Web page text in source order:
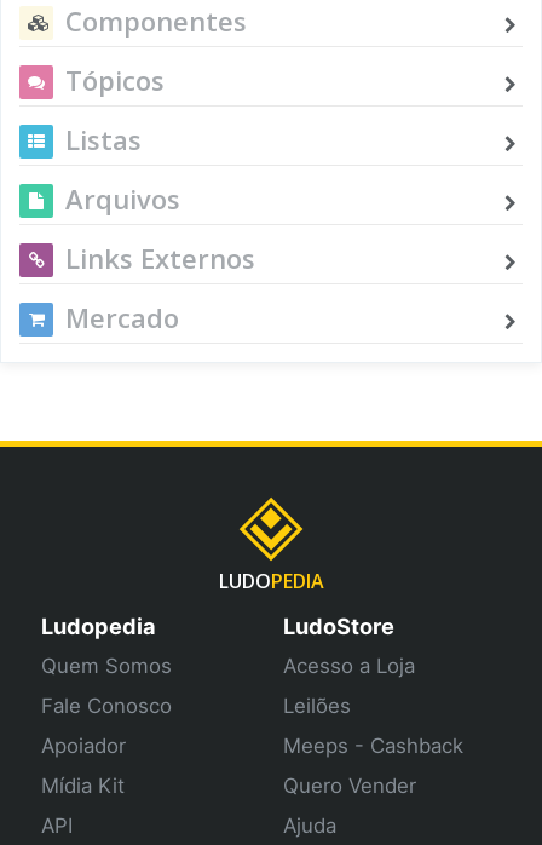
Componentes
Tópicos
Listas
Arquivos
Links Externos
Mercado
LUDOPEDIA
Ludopedia
Quem Somos
Fale Conosco
Apoiador
Mídia Kit
API
LudoStore
Acesso a Loja
Leilões
Meeps - Cashback
Quero Vender
Ajuda